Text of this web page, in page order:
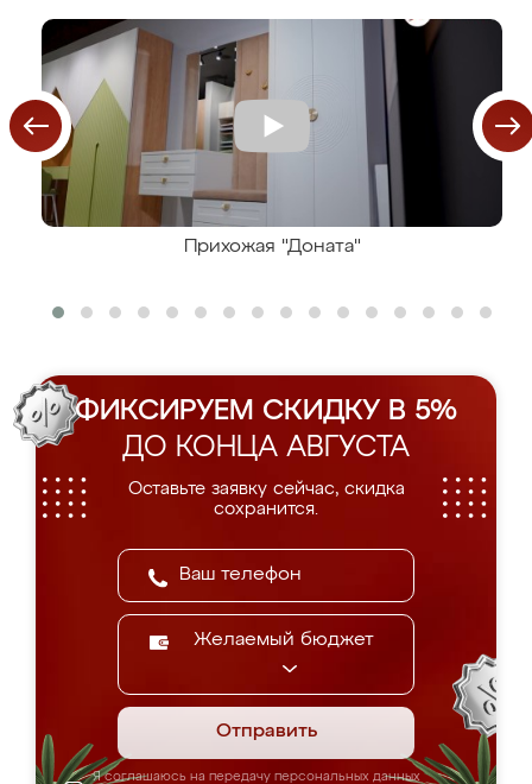
Прихожая "Доната"
ФИКСИРУЕМ СКИДКУ В 5%
ДО КОНЦА АВГУСТА
Оставьте заявку сейчас, скидка
сохранится.
Желаемый бюджет
Отправить
Я соглашаюсь на передачу персональных данных